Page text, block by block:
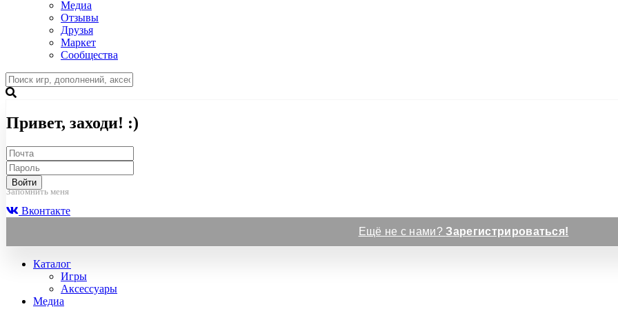
Медиа
Отзывы
Друзья
Маркет
Сообщества
Привет, заходи! :)
Войти
Запомнить меня
Вконтакте
Ещё не с нами?Зарегистрироваться!
Каталог
Игры
Аксессуары
Медиа